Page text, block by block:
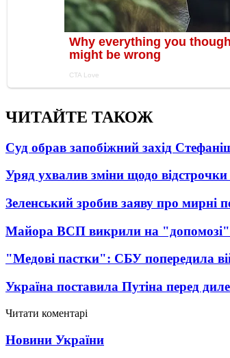
ЧИТАЙТЕ ТАКОЖ
Суд обрав запобіжний захід
Уряд ухвалив зміни щодо відстрочки
Зеленський зробив заяву про мирні
Майора ВСП викрили на "допомозі"
"Медові пастки": СБУ попередила
Україна поставила Путіна перед
Читати коментарі
Новини України